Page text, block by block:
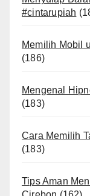
#cintarupiah
Memilih Mobil
(186)
Mengenal
(183)
Cara Memilih
(183)
Tips Aman